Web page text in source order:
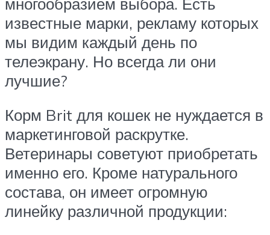
известные марки, рекламу которых
мы видим каждый день по
телеэкрану. Но всегда ли они
лучшие?
Корм Brit для кошек не нуждается в
маркетинговой раскрутке.
Ветеринары советуют приобретать
именно его. Кроме натурального
состава, он имеет огромную
линейку различной продукции: